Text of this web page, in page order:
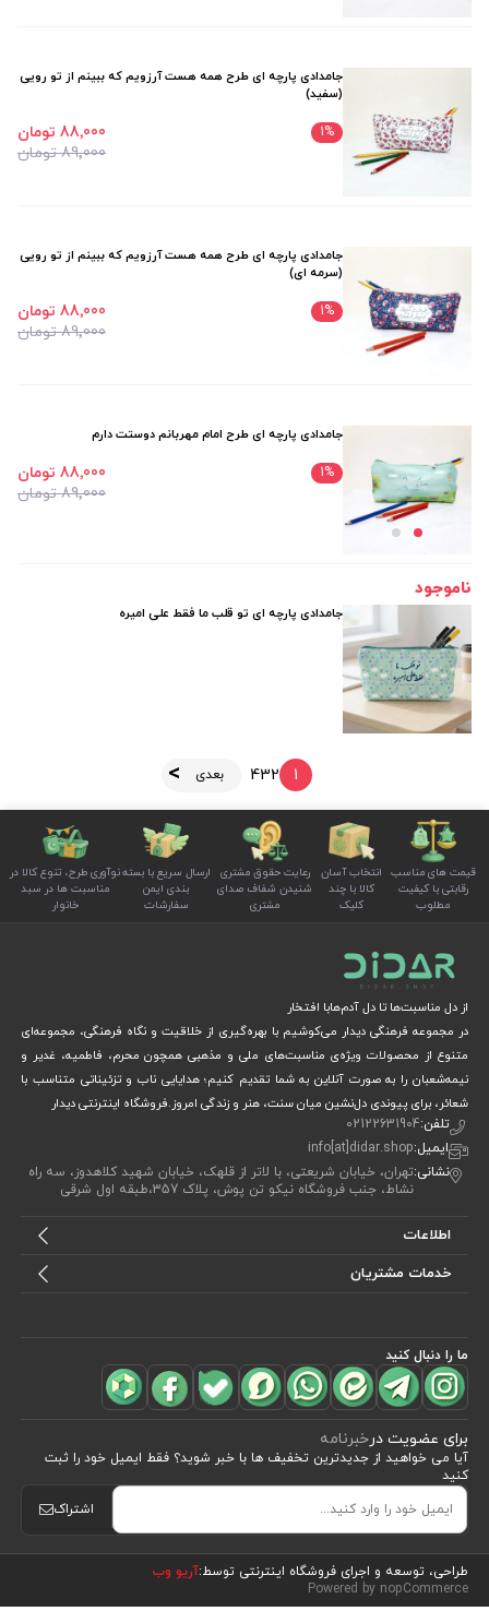
مشاهده محصولات(66)
جامدادی پارچه ای طرح همه هست آرزویم که ببینم از تو رویی
(سفید)
1%
89٬000 تومان
88٬000 تومان
جامدادی پارچه ای طرح همه هست آرزویم که ببینم از تو رویی
(سرمه ای)
1%
89٬000 تومان
88٬000 تومان
جامدادی پارچه ای طرح امام مهربانم دوستت دارم
1%
89٬000 تومان
88٬000 تومان
ناموجود
جامدادی پارچه ای تو قلب ما فقط علی امیره
1
2
3
4 بعدی
قیمت های مناسب
رقابتی با کیفیت
مطلوب
انتخاب آسان
کالا با چند
کلیک
رعایت حقوق مشتری
شنیدن شفاف صدای
مشتری
ارسال سریع با بسته
بندی ایمن
سفارشات
نوآوری طرح، تنوع کالا در
مناسبت ها در سبد
خانوار
از دل مناسبت‌ها تا دل آدم‌هابا افتخار
در مجموعه فرهنگی دیدار می‌کوشیم با بهره‌گیری از خلاقیت و نگاه فرهنگی، مجموعه‌ای
متنوع از محصولات ویژه‌ی مناسبت‌های ملی و مذهبی همچون محرم، فاطمیه، غدیر و
نیمه‌شعبان را به صورت آنلاین به شما تقدیم کنیم؛ هدایایی ناب و تزئیناتی متناسب با
شعائر، برای پیوندی دل‌نشین میان سنت، هنر و زندگی امروز.فروشگاه اینترنتی دیدار
تلفن:02122631904
ایمیل:info[at]didar.shop
نشانی:تهران، خیابان شریعتی، با لاتر از قلهک، خیابان شهید کلاهدوز، سه راه
نشاط، جنب فروشگاه نیکو تن پوش، پلاک 357،طبقه اول شرقی
اطلاعات
خدمات مشتریان
ما را دنبال کنید
برای عضویت درخبرنامه
آیا می خواهید از جدید‌ترین تخفیف‌ ها با‌ خبر شوید؟ فقط ایمیل خود را ثبت
کنید
اشتراک
طراحی، توسعه و اجرای فروشگاه اینترنتی توسط:آریو وب
Powered by nopCommerce